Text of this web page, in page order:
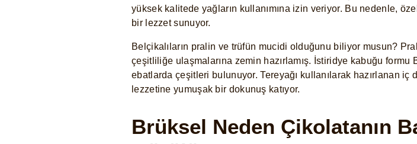
yüksek kalitede yağların kullanımına izin veriyor. Bu nedenle,
bir lezzet sunuyor.
Belçikalıların pralin ve trüfün mucidi olduğunu biliyor musun?
çeşitliliğe ulaşmalarına zemin hazırlamış. İstiridye kabuğu
ebatlarda çeşitleri bulunuyor. Tereyağı kullanılarak hazırlanan
lezzetine yumuşak bir dokunuş katıyor.
Brüksel Neden Çikolatanın